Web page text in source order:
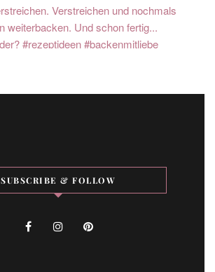
SUBSCRIBE & FOLLOW